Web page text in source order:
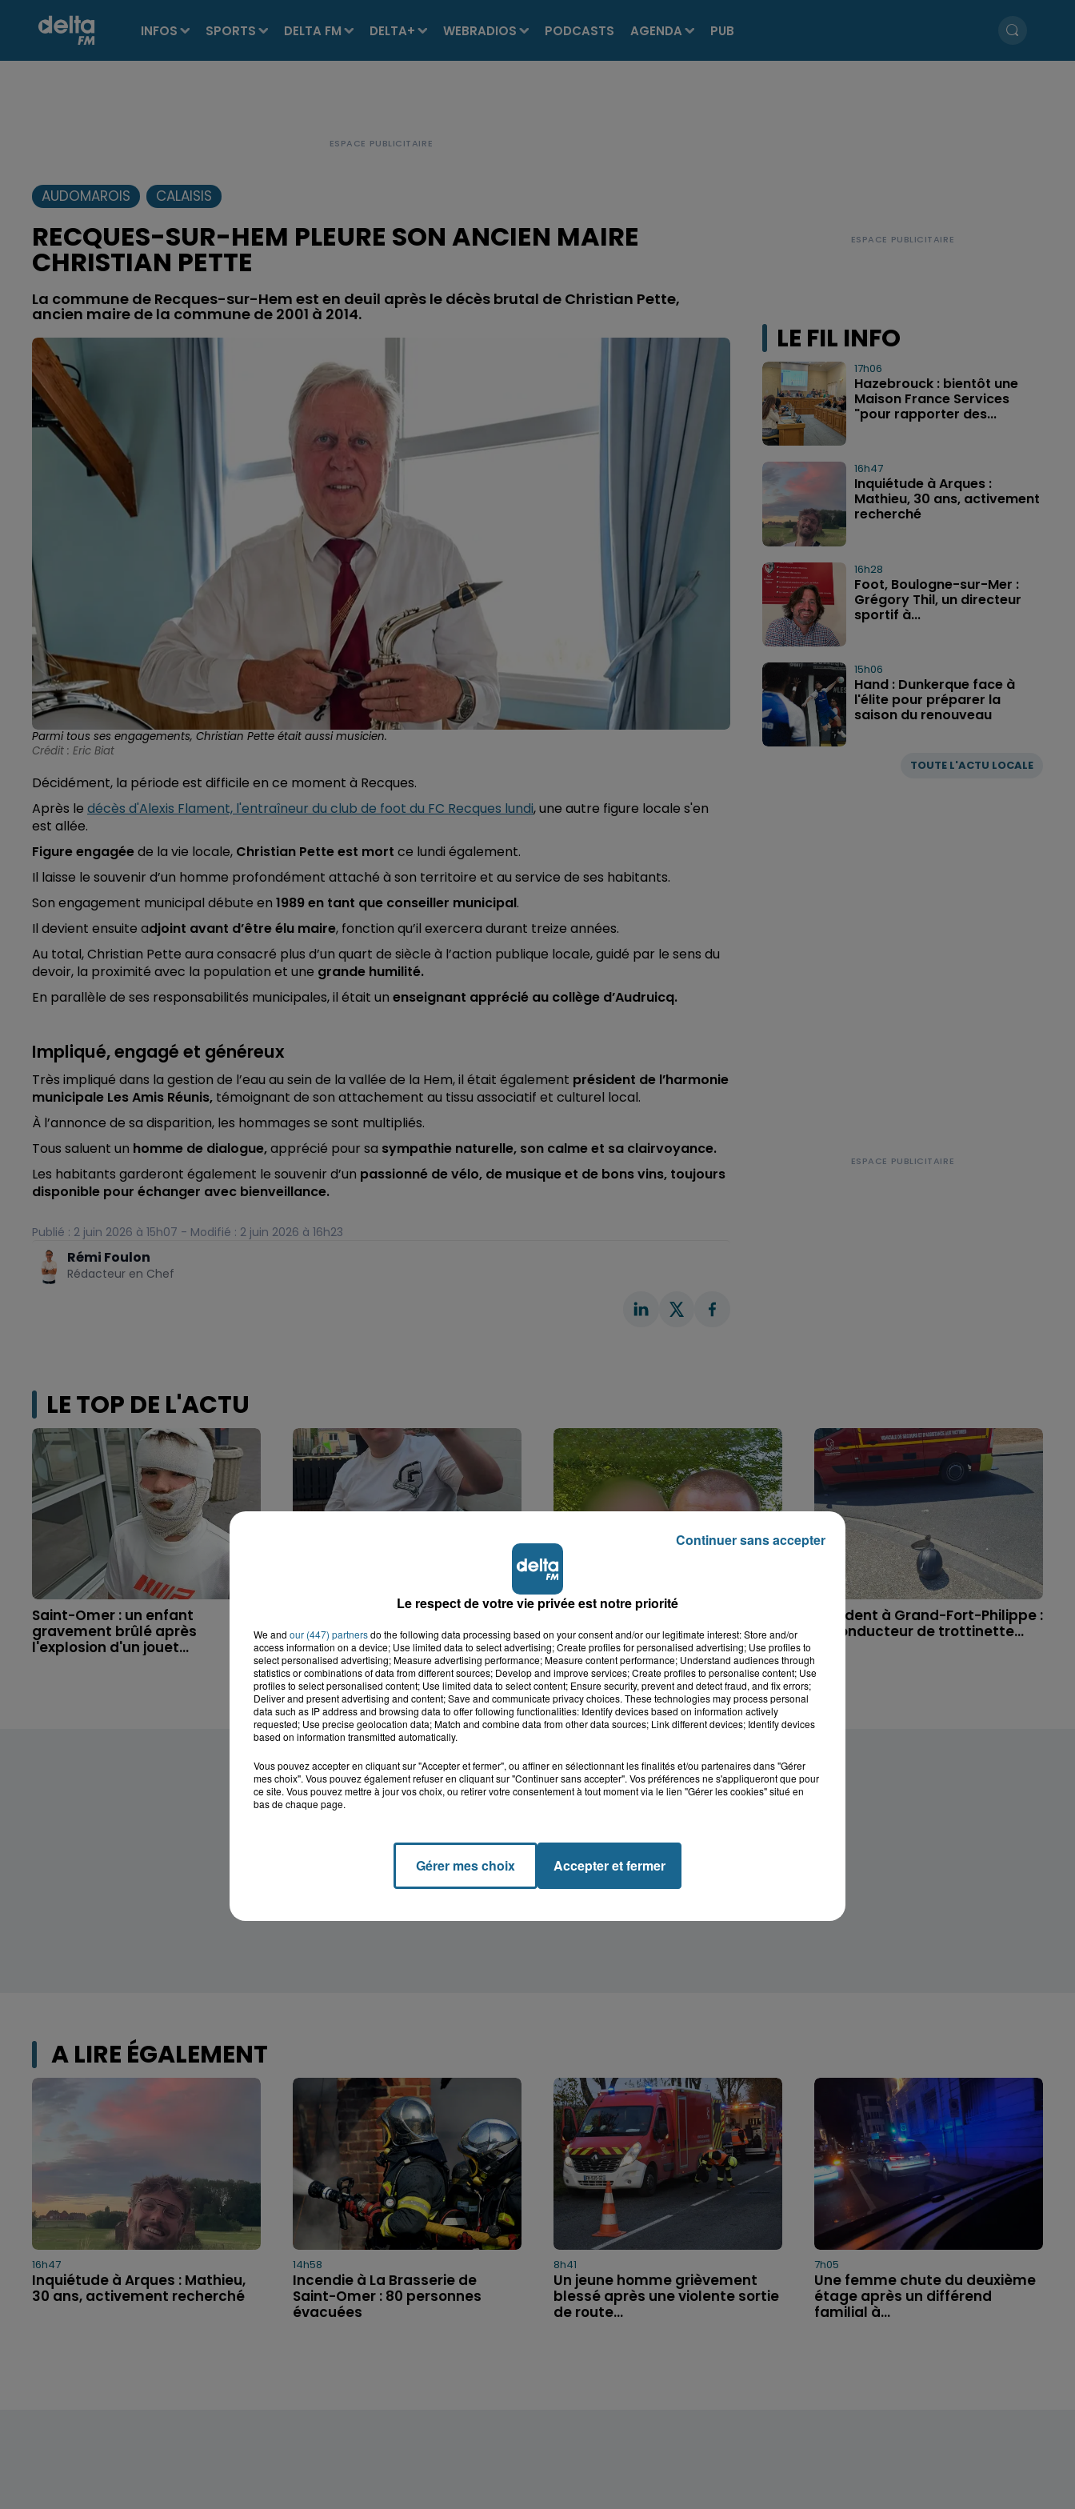
INFOS SPORTS DELTA FM DELTA+ WEBRADIOS PODCASTS AGENDA PUB
AUDOMAROIS CALAISIS
RECQUES-SUR-HEM PLEURE SON ANCIEN MAIRE
CHRISTIAN PETTE
La commune de Recques-sur-Hem est en deuil après le décès brutal de Christian Pette,
ancien maire de la commune de 2001 à 2014.
Parmi tous ses engagements, Christian Pette était aussi musicien.
Crédit : Eric Biat
Décidément, la période est difficile en ce moment à Recques.
Après le décès d'Alexis Flament, l'entraîneur du club de foot du FC Recques lundi, une autre figure locale s'en
est allée.
Figure engagéede la vie locale, Christian Pette est mort ce lundi également.
Il laisse le souvenir d’un homme profondément attaché à son territoire et au service de ses habitants.
Son engagement municipal débute en 1989 en tant que conseiller municipal.
Il devient ensuite adjoint avant d’être élu maire, fonction qu’il exercera durant treize années.
Au total, Christian Pette aura consacré plus d’un quart de siècle à l’action publique locale, guidé par le sens du
devoir, la proximité avec la population et une grande humilité.
En parallèle de ses responsabilités municipales, il était un enseignant apprécié au collège d’Audruicq.
Impliqué, engagé et généreux
Très impliqué dans la gestion de l’eau au sein de la vallée de la Hem, il était également président de l’harmonie
municipale Les Amis Réunis, témoignant de son attachement au tissu associatif et culturel local.
À l’annonce de sa disparition, les hommages se sont multipliés.
Tous saluent un homme de dialogue,apprécié pour sa sympathie naturelle, son calme et sa clairvoyance.
Les habitants garderont également le souvenir d’un passionné de vélo, de musique et de bons vins, toujours
disponible pour échanger avec bienveillance.
Publié : 2 juin 2026 à 15h07 - Modifié : 2 juin 2026 à 16h23
Rémi Foulon
Rédacteur en Chef
LE FIL INFO
TOUTE L'ACTU LOCALE
17h06
Hazebrouck : bientôt une
Maison France Services
"pour rapporter des...
16h47
Inquiétude à Arques :
Mathieu, 30 ans, activement
recherché
16h28
Foot, Boulogne-sur-Mer :
Grégory Thil, un directeur
sportif à...
15h06
Hand : Dunkerque face à
l'élite pour préparer la
saison du renouveau
LE TOP DE L'ACTU
Saint-Omer : un enfant
gravement brûlé après
l'explosion d'un jouet...
Hazebrouck : victime d'un
accident, Lucas s'en est allé
brutalement...
Disparition inquiétante à
Cappelle-la-Grande : Michael,
41 ans...
Accident à Grand-Fort-Philippe :
le conducteur de trottinette...
A LIRE ÉGALEMENT
16h47
Inquiétude à Arques : Mathieu,
30 ans, activement recherché
14h58
Incendie à La Brasserie de
Saint-Omer : 80 personnes
évacuées
8h41
Un jeune homme grièvement
blessé après une violente sortie
de route...
7h05
Une femme chute du deuxième
étage après un différend
familial à...
Le respect de votre vie privée est notre priorité
We and our (447) partnersdo the following data processing based on your consent and/or our legitimate interest: Store and/or
access information on a device; Use limited data to select advertising; Create profiles for personalised advertising; Use profiles to
select personalised advertising; Measure advertising performance; Measure content performance; Understand audiences through
statistics or combinations of data from different sources; Develop and improve services; Create profiles to personalise content; Use
profiles to select personalised content; Use limited data to select content; Ensure security, prevent and detect fraud, and fix errors;
Deliver and present advertising and content; Save and communicate privacy choices. These technologies may process personal
data such as IP address and browsing data to offer following functionalities: Identify devices based on information actively
requested; Use precise geolocation data; Match and combine data from other data sources; Link different devices; Identify devices
based on information transmitted automatically.
Vous pouvez accepter en cliquant sur "Accepter et fermer", ou affiner en sélectionnant les finalités et/ou partenaires dans "Gérer
mes choix". Vous pouvez également refuser en cliquant sur "Continuer sans accepter". Vos préférences ne s'appliqueront que pour
ce site. Vous pouvez mettre à jour vos choix, ou retirer votre consentement à tout moment via le lien "Gérer les cookies" situé en
bas de chaque page.
Gérer mes choix Accepter et fermer
Continuer sans accepter